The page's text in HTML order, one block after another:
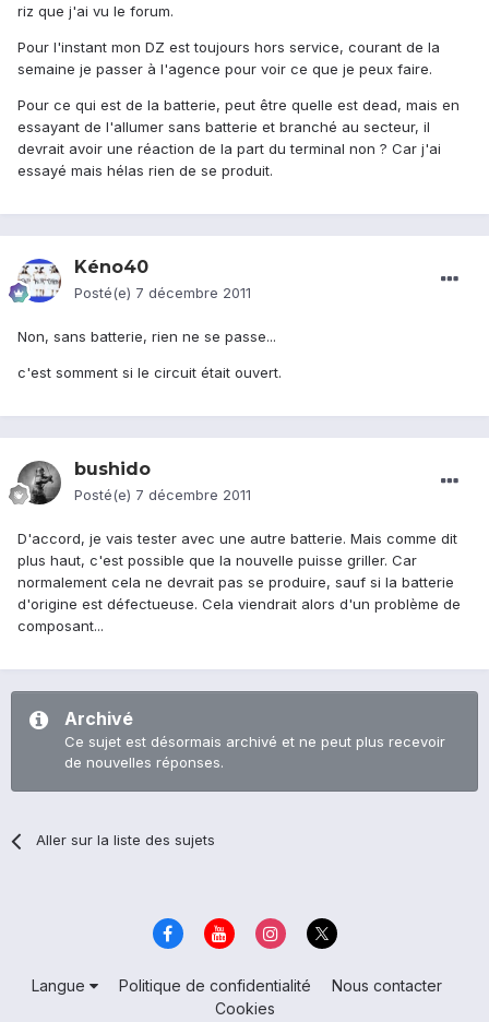
riz que j'ai vu le forum.
Pour l'instant mon DZ est toujours hors service, courant de la
semaine je passer à l'agence pour voir ce que je peux faire.
Pour ce qui est de la batterie, peut être quelle est dead, mais en
essayant de l'allumer sans batterie et branché au secteur, il
devrait avoir une réaction de la part du terminal non ? Car j'ai
essayé mais hélas rien de se produit.
Kéno40
Posté(e) 7 décembre 2011
Non, sans batterie, rien ne se passe...
c'est somment si le circuit était ouvert.
bushido
Posté(e) 7 décembre 2011
D'accord, je vais tester avec une autre batterie. Mais comme dit
plus haut, c'est possible que la nouvelle puisse griller. Car
normalement cela ne devrait pas se produire, sauf si la batterie
d'origine est défectueuse. Cela viendrait alors d'un problème de
composant...
Archivé
Ce sujet est désormais archivé et ne peut plus recevoir
de nouvelles réponses.
Aller sur la liste des sujets
Langue Politique de confidentialité
Nous contacter
Cookies